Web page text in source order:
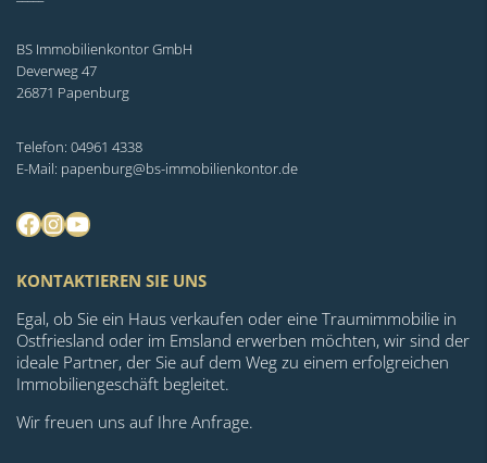
BS Immobilienkontor GmbH
Deverweg 47
26871 Papenburg
Telefon: 04961 4338
E-Mail: papenburg@bs-immobilienkontor.de
Facebook
Instagram
YouTube
KONTAKTIEREN SIE UNS
Egal, ob Sie ein Haus verkaufen oder eine Traumimmobilie in
Ostfriesland oder im Emsland erwerben möchten, wir sind der
ideale Partner, der Sie auf dem Weg zu einem erfolgreichen
Immobiliengeschäft begleitet.
Wir freuen uns auf Ihre Anfrage.